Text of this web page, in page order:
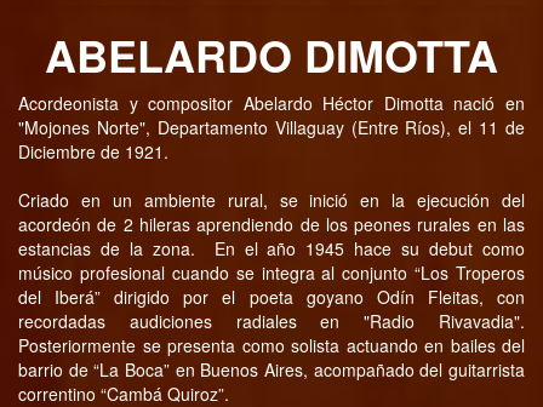
ABELARDO DIMOTTA
Acordeonista y compositor Abelardo Héctor Dimotta nació en
"Mojones Norte", Departamento Villaguay (Entre Ríos), el 11 de
Diciembre de 1921.
Criado en un ambiente rural, se inició en la ejecución del
acordeón de 2 hileras aprendiendo de los peones rurales en las
estancias de la zona. En el año 1945 hace su debut como
músico profesional cuando se integra al conjunto “Los Troperos
del Iberá” dirigido por el poeta goyano Odín Fleitas, con
recordadas audiciones radiales en "Radio Rivavadia".
Posteriormente se presenta como solista actuando en bailes del
barrio de “La Boca” en Buenos Aires, acompañado del guitarrista
correntino “Cambá Quiroz”.